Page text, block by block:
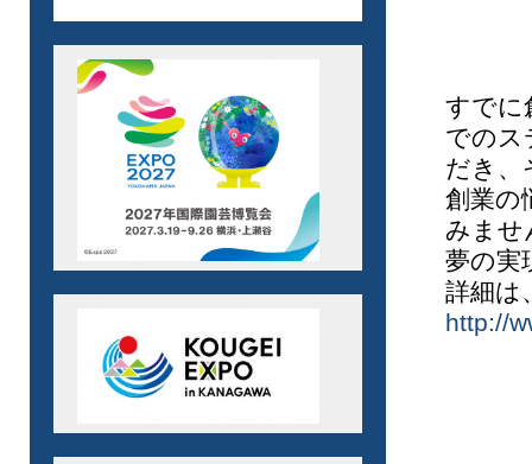
すでに
でのス
だき、
創業の
みませ
夢の実
詳細は
http://